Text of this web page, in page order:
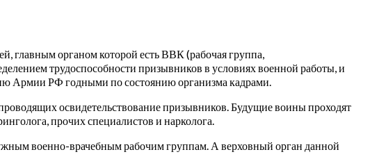
главным органом которой есть ВВК (рабочая группа,
трудоспособности призывников в условиях военной работы, и
Армии РФ годными по состоянию организма кадрами.
освидетельствование призывников. Будущие воины проходят
прочих специалистов и нарколога.
военно-врачебным рабочим группам. А верховный орган данной